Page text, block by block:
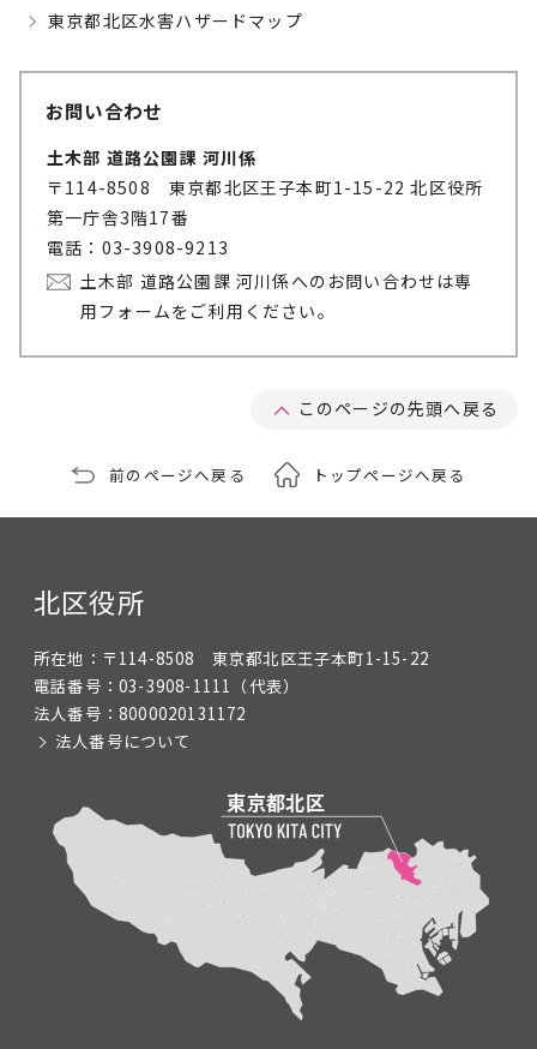
東京都北区水害ハザードマップ
お問い合わせ
土木部 道路公園課 河川係
〒114-8508 東京都北区王子本町1-15-22 北区役所
第一庁舎3階17番
電話：03-3908-9213
土木部 道路公園課 河川係へのお問い合わせは専
用フォームをご利用ください。
このページの先頭へ戻る
前のページへ戻る トップページへ戻る
北区役所
所在地： 〒114-8508 東京都北区王子本町1-15-22
電話番号： 03-3908-1111 （代表）
法人番号： 8000020131172
法人番号について